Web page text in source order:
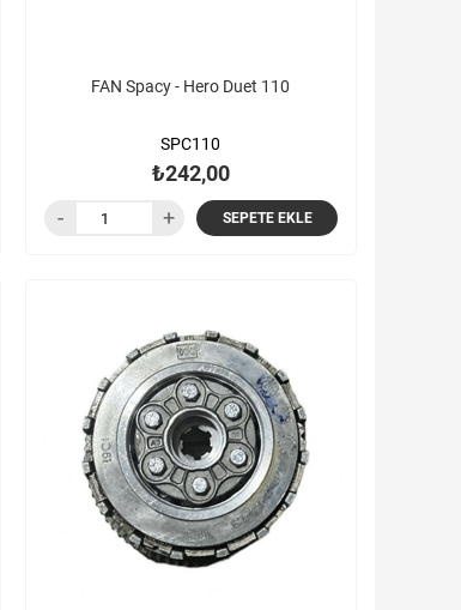
FAN Spacy - Hero Duet 110
SPC110
₺242,00
SEPETE EKLE